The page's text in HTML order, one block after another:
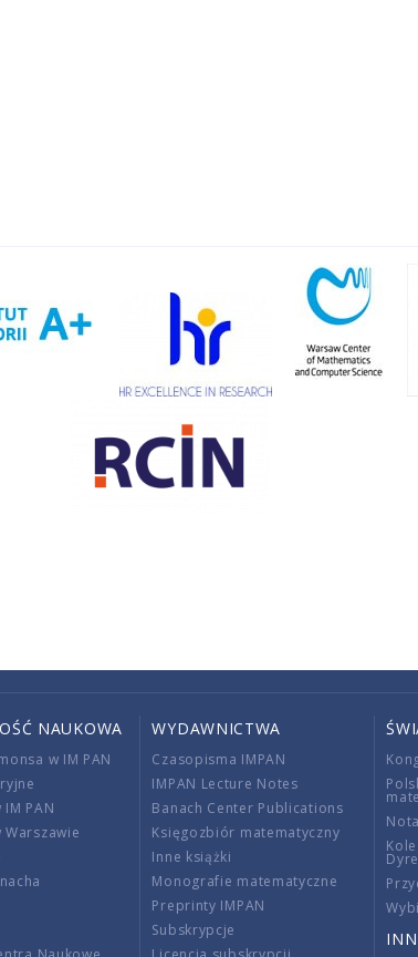
NAUKOWA
w IM PAN
PAN
Warszawie
WYDAWNICTWA
Czasopisma IMPAN
IMPAN Lecture Notes
Banach Center Publications
Księgozbiór matematyczny
Inne książki
Monografie matematyczne
Preprinty IMPAN
Subskrypcje